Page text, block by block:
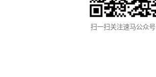
扫一扫关注速马公众号